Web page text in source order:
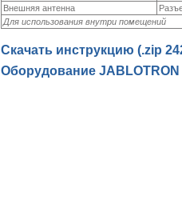
Внешняя антенна
Для использования внутри помещений
Скачать инструкцию (.zip
Оборудование JABLOTRON